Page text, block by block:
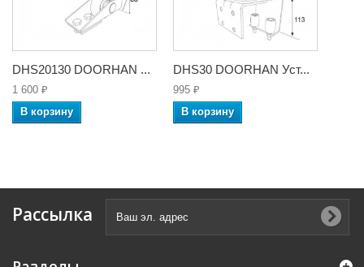
DHS20130 DOORHAN ...
1 600 ₽
В корзину
DHS30 DOORHAN Уст...
995 ₽
В корзину
Рассылка